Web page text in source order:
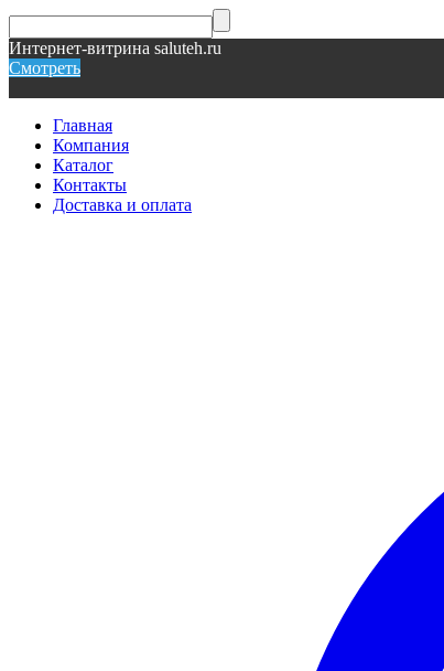
Интернет-витрина saluteh.ru
Смотреть
Главная
Компания
Каталог
Контакты
Доставка и оплата